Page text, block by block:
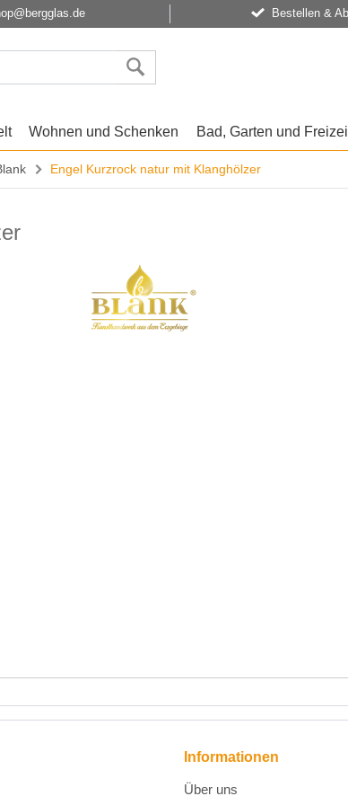
Bestellen &
Wohnen und Schenken Bad, Garten und
Engel Kurzrock natur mit Klanghölzer
Informationen
Über uns